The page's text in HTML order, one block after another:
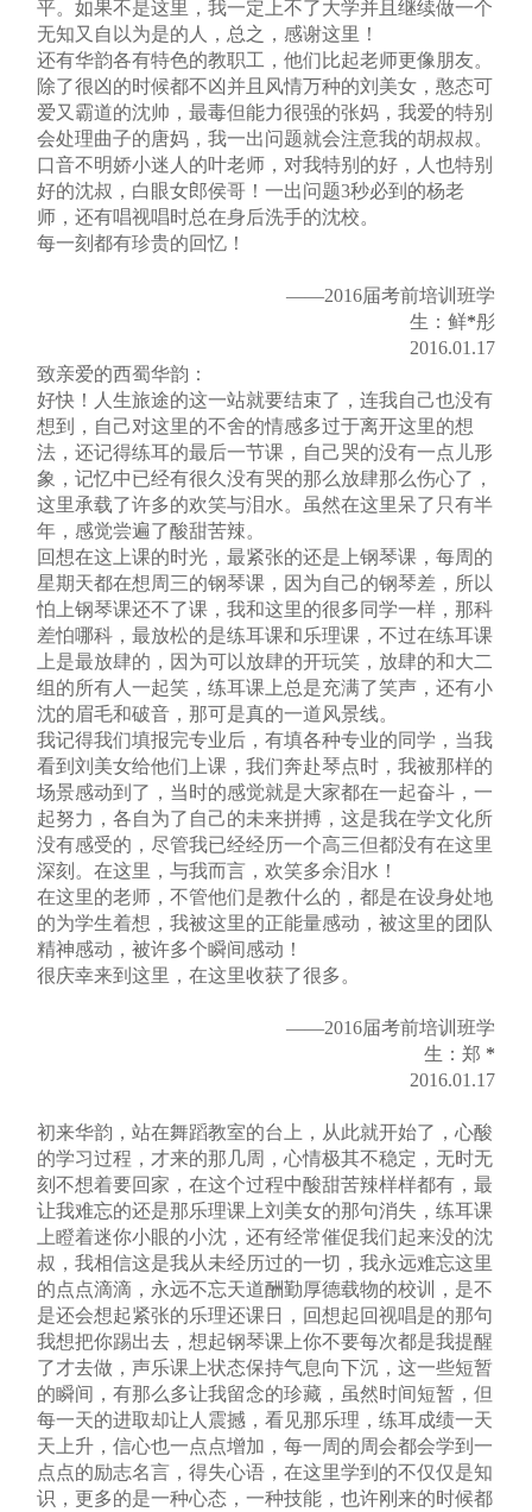
平。如果不是这里，我一定上不了大学并且继续做一个
无知又自以为是的人，总之，感谢这里！
还有华韵各有特色的教职工，他们比起老师更像朋友。
除了很凶的时候都不凶并且风情万种的刘美女，憨态可
爱又霸道的沈帅，最毒但能力很强的张妈，我爱的特别
会处理曲子的唐妈，我一出问题就会注意我的胡叔叔。
口音不明娇小迷人的叶老师，对我特别的好，人也特别
好的沈叔，白眼女郎侯哥！一出问题3秒必到的杨老
师，还有唱视唱时总在身后洗手的沈校。
每一刻都有珍贵的回忆！
——2016届考前培训班学
生：鲜*彤
2016.01.17
致亲爱的西蜀华韵：
好快！人生旅途的这一站就要结束了，连我自己也没有
想到，自己对这里的不舍的情感多过于离开这里的想
法，还记得练耳的最后一节课，自己哭的没有一点儿形
象，记忆中已经有很久没有哭的那么放肆那么伤心了，
这里承载了许多的欢笑与泪水。虽然在这里呆了只有半
年，感觉尝遍了酸甜苦辣。
回想在这上课的时光，最紧张的还是上钢琴课，每周的
星期天都在想周三的钢琴课，因为自己的钢琴差，所以
怕上钢琴课还不了课，我和这里的很多同学一样，那科
差怕哪科，最放松的是练耳课和乐理课，不过在练耳课
上是最放肆的，因为可以放肆的开玩笑，放肆的和大二
组的所有人一起笑，练耳课上总是充满了笑声，还有小
沈的眉毛和破音，那可是真的一道风景线。
我记得我们填报完专业后，有填各种专业的同学，当我
看到刘美女给他们上课，我们奔赴琴点时，我被那样的
场景感动到了，当时的感觉就是大家都在一起奋斗，一
起努力，各自为了自己的未来拼搏，这是我在学文化所
没有感受的，尽管我已经经历一个高三但都没有在这里
深刻。在这里，与我而言，欢笑多余泪水！
在这里的老师，不管他们是教什么的，都是在设身处地
的为学生着想，我被这里的正能量感动，被这里的团队
精神感动，被许多个瞬间感动！
很庆幸来到这里，在这里收获了很多。
——2016届考前培训班学
生：郑 *
2016.01.17
初来华韵，站在舞蹈教室的台上，从此就开始了，心酸
的学习过程，才来的那几周，心情极其不稳定，无时无
刻不想着要回家，在这个过程中酸甜苦辣样样都有，最
让我难忘的还是那乐理课上刘美女的那句消失，练耳课
上瞪着迷你小眼的小沈，还有经常催促我们起来没的沈
叔，我相信这是我从未经历过的一切，我永远难忘这里
的点点滴滴，永远不忘天道酬勤厚德载物的校训，是不
是还会想起紧张的乐理还课日，回想起回视唱是的那句
我想把你踢出去，想起钢琴课上你不要每次都是我提醒
了才去做，声乐课上状态保持气息向下沉，这一些短暂
的瞬间，有那么多让我留念的珍藏，虽然时间短暂，但
每一天的进取却让人震撼，看见那乐理，练耳成绩一天
天上升，信心也一点点增加，每一周的周会都会学到一
点点的励志名言，得失心语，在这里学到的不仅仅是知
识，更多的是一种心态，一种技能，也许刚来的时候都